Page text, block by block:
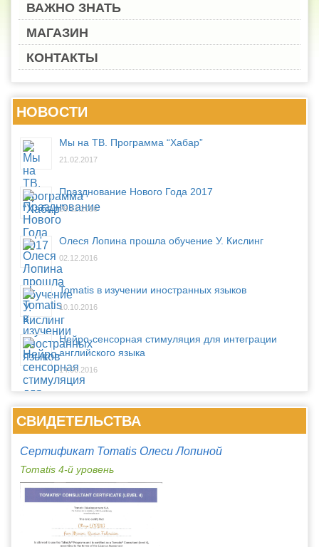
ВАЖНО ЗНАТЬ
МАГАЗИН
КОНТАКТЫ
НОВОСТИ
Мы на ТВ. Программа “Хабар”
21.02.2017
Празднование Нового Года 2017
28.12.2016
Олеся Лопина прошла обучение У. Кислинг
02.12.2016
Tomatis в изучении иностранных языков
10.10.2016
Нейро-сенсорная стимуляция для интеграции
английского языка
14.06.2016
СВИДЕТЕЛЬСТВА
Сертификат Tomatis Олеси Лопиной
Tomatis 4-й уровень